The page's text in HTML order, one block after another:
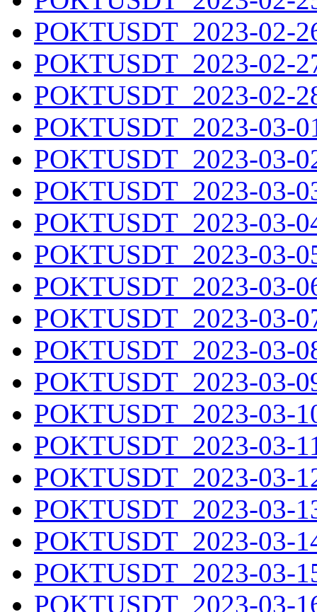
POKTUSDT_2023-02-
POKTUSDT_2023-02-
POKTUSDT_2023-02-
POKTUSDT_2023-03-
POKTUSDT_2023-03-
POKTUSDT_2023-03-
POKTUSDT_2023-03-
POKTUSDT_2023-03-
POKTUSDT_2023-03-
POKTUSDT_2023-03-
POKTUSDT_2023-03-
POKTUSDT_2023-03-
POKTUSDT_2023-03-
POKTUSDT_2023-03-
POKTUSDT_2023-03-
POKTUSDT_2023-03-
POKTUSDT_2023-03-
POKTUSDT_2023-03-
POKTUSDT_2023-03-